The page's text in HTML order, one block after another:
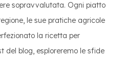
sopravvalutata. Ogni piatto
le sue pratiche agricole
la ricetta per
del blog, esploreremo le sfide